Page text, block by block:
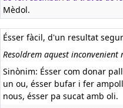
Mèdol.
Ésser fàcil, d'un resultat
Resoldrem aquest inconvenient
Sinònim: Ésser com donar
un ou, ésser bufar i fer
nous, ésser pa sucat amb oli.